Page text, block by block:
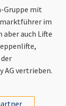
Gruppe mit
im
auch Lifte
AG vertrieben.